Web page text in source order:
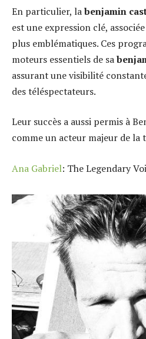
En particulier, labenjamin
est une expression clé,
plus emblématiques. Ces
moteurs essentiels de sa
assurant une visibilité
des téléspectateurs.
Leur succès a aussi permis à
comme un acteur majeur de la
Ana Gabriel: The Legendary